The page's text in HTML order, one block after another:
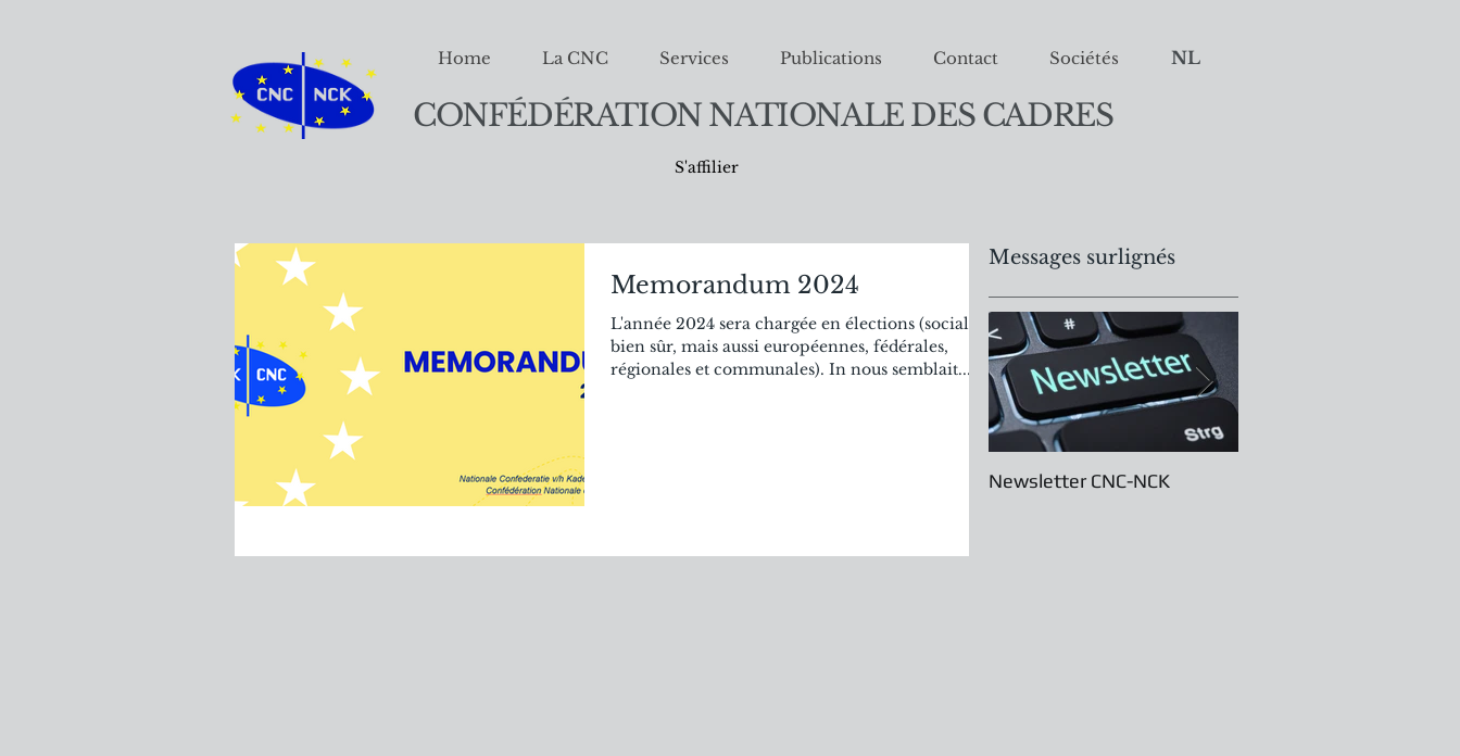
Home La CNC Services Publications Contact Sociétés NL
CONFÉDÉRATION NATIONALE DES CADRES
S'affilier
Memorandum 2024
L'année 2024 sera chargée en élections (sociales
bien sûr, mais aussi européennes, fédérales,
régionales et communales). In nous semblait...
Messages surlignés
Newsletter CNC-NCK